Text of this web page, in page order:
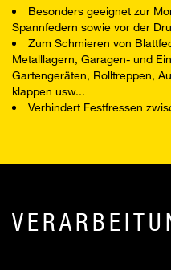
Besonders geeignet zur
Spannfedern sowie vor der
Zum Schmieren von
Metalllagern, Garagen- und
Gartengeräten, Rolltreppen,
klappen usw...
Verhindert Festfressen